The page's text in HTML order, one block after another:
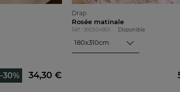
-30% 34,30 €
Drap
Rosée matinale
Réf : 992504801 Disponible
180x310cm